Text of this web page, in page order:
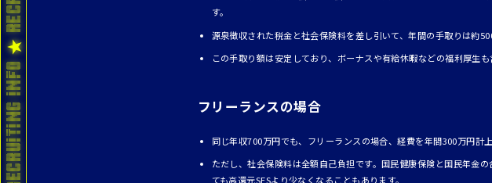
す。
源泉徴収された税金と社会保険料を差し引いて、年間の手取りは約
この手取り額は安定しており、ボーナスや有給休暇などの福利厚生
フリーランスの場合
同じ年収700万円でも、フリーランスの場合、経費を年間300万円計
ただし、社会保険料は全額自己負担です。国民健康保険と国民年金
ても高還元SESより少なくなることもあります。